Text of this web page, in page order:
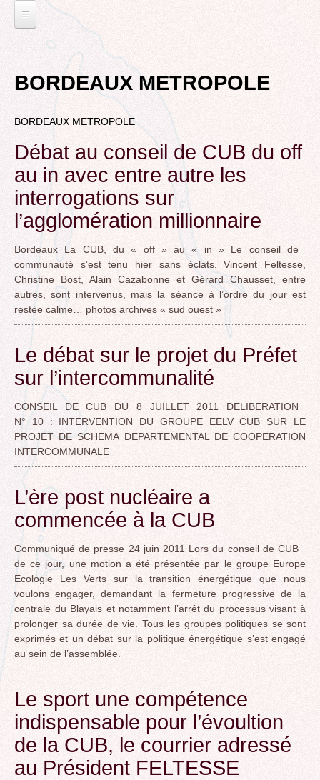
L'EAU ET LES DECHETS
ECONOMIE D’EAU, SAGE, SÉCHERESSE
LA GESTION DES DECHETS
CONTRAT DE L'EAU, POLLUTIONS DIVERSES
ELECTIONS
MUNICIPALES 2014
DÉPARTEMENTALES 2015
MUNICIPALES 2020
RUBRIQUE EN CHANTIER ET A COMPLETER
TRANSITION ECOLOGIQUE
RUBRIQUE EN CHANTIER
LA LUTTE CONTRE L’AFFICHAGE
PUBLICITAIRE
BIODIVERSITE, ENVIRONNEMENT, URBANISME
VOIRIE DOMAINE PUBLIC À MÉRIGNAC
LE TRAMWAY REJOINT L'AÉROPORT DE
BORDEAUX MÉRIGNAC : INAUGURATION,
REVUE DE PRESSE
POLITIQUE CYCLABLE, MARCHE
GRAND CONTOURNEMENT DE BORDEAUX
TRAMWAY, RER METROPOLITAIN, TRANSPORT
COLLECTIF
ROCADE VDO
TRIBUNE LIBRE
MÉRIGNAC
POINT DE VUE
VIE POLITIQUE
L’ACTION POLITIQUE À MÉRIGNAC
BORDEAUX METROPOLE
EMPLOI, SOLIDARITES
ELECTIONS, RUBRIQUES DIVERSES, PETITES
PHRASES..
to
top
BORDEAUX METROPOLE
BORDEAUX METROPOLE
Débat au conseil de CUB du off
au in avec entre autre les
interrogations sur
l’agglomération millionnaire
Bordeaux La CUB, du « off » au « in » Le conseil de
communauté s’est tenu hier sans éclats. Vincent Feltesse,
Christine Bost, Alain Cazabonne et Gérard Chausset, entre
autres, sont intervenus, mais la séance à l’ordre du jour est
restée calme… photos archives « sud ouest »
Le débat sur le projet du Préfet
sur l’intercommunalité
CONSEIL DE CUB DU 8 JUILLET 2011 DELIBERATION
N° 10 : INTERVENTION DU GROUPE EELV CUB SUR LE
PROJET DE SCHEMA DEPARTEMENTAL DE COOPERATION
INTERCOMMUNALE
L’ère post nucléaire a
commencée à la CUB
Communiqué de presse 24 juin 2011 Lors du conseil de CUB
de ce jour, une motion a été présentée par le groupe Europe
Ecologie Les Verts sur la transition énergétique que nous
voulons engager, demandant la fermeture progressive de la
centrale du Blayais et notamment l’arrêt du processus visant à
prolonger sa durée de vie. Tous les groupes politiques se sont
exprimés et un débat sur la politique énergétique s’est engagé
au sein de l’assemblée.
Le sport une compétence
indispensable pour l’évoultion
de la CUB, le courrier adressé
au Président FELTESSE